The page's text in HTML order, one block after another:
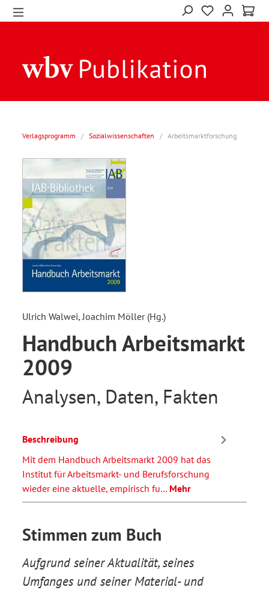
Verlagsprogramm / Sozialwissenschaften / Arbeitsmarktforschung
Ulrich Walwei, Joachim Möller (Hg.)
Handbuch Arbeitsmarkt
2009
Analysen, Daten, Fakten
Beschreibung
Mit dem Handbuch Arbeitsmarkt 2009 hat das
Institut für Arbeitsmarkt- und Berufsforschung
wieder eine aktuelle, empirisch fu… Mehr
Stimmen zum Buch
Aufgrund seiner Aktualität, seines
Umfanges und seiner Material- und